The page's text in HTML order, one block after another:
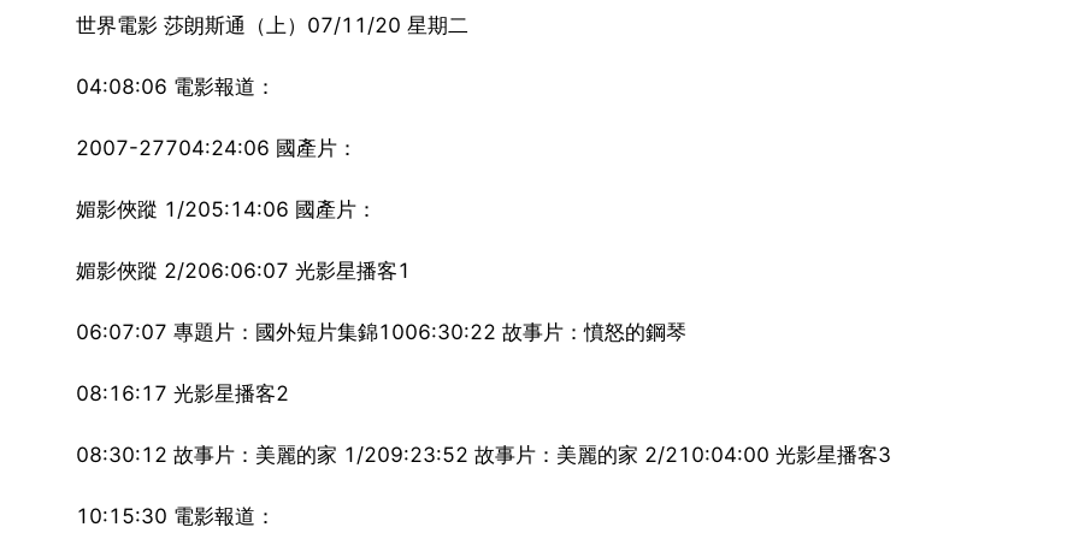
世界電影 莎朗斯通（上）07/11/20 星期二
04:08:06 電影報道：
2007-27704:24:06 國產片：
媚影俠蹤 1/205:14:06 國產片：
媚影俠蹤 2/206:06:07 光影星播客1
06:07:07 專題片：國外短片集錦1006:30:22 故事片：憤怒的鋼琴
08:16:17 光影星播客2
08:30:12 故事片：美麗的家 1/209:23:52 故事片：美麗的家 2/210:04:00 光影星播客3
10:15:30 電影報道：